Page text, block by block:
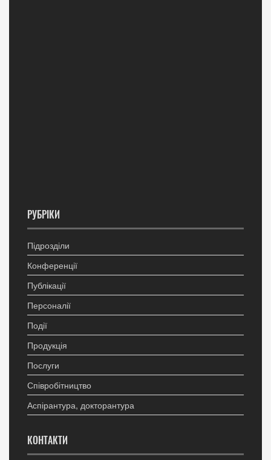
РУБРІКИ
Підрозділи
Конференції
Публікації
Персоналії
Події
Продукція
Послуги
Співробітництво
Аспірантура, докторантура
КОНТАКТИ